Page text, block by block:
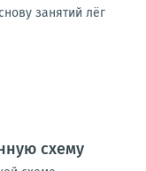
занятий лёг
схему